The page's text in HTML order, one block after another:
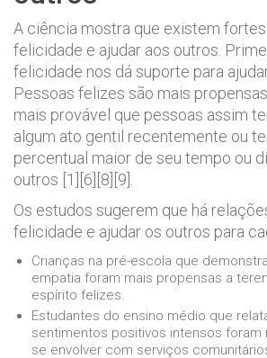
A ciência mostra que existem
felicidade e ajudar aos outros.
felicidade nos dá suporte para
Pessoas felizes são mais
mais provável que pessoas assim
algum ato gentil recentemente ou
percentual maior de seu tempo ou
outros [1][6][8][9].
Os estudos sugerem que há
felicidade e ajudar os outros para
Crianças na pré-escola que
empatia foram mais propensas a
espírito felizes.
Estudantes do ensino médio que
sentimentos positivos intensos foram
se envolver com serviços